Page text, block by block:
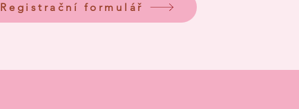
Registrační formulář